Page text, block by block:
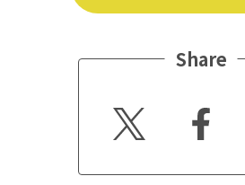
Share
Twitt
er
Faceb
ook